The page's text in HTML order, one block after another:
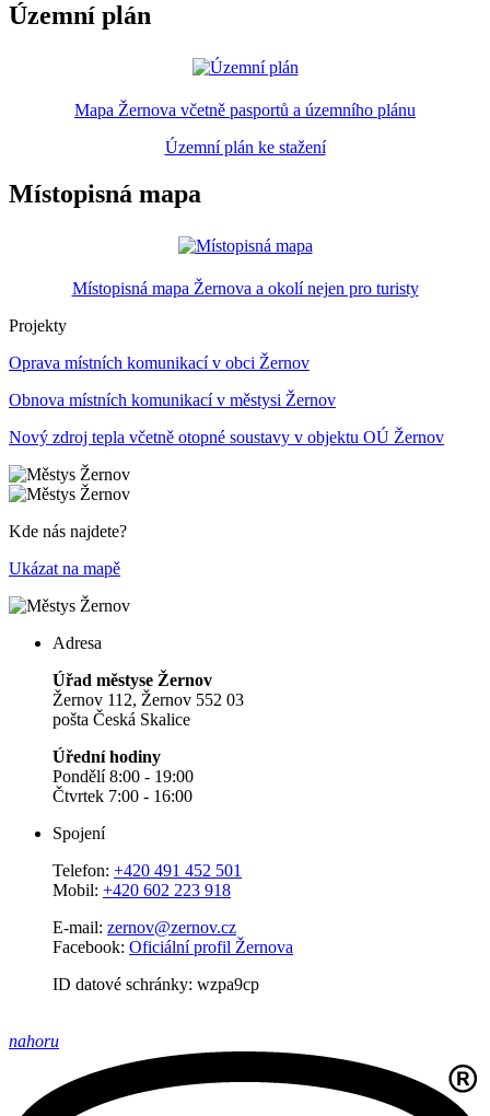
Územní plán
Mapa Žernova včetně pasportů a územního plánu
Územní plán ke stažení
Místopisná mapa
Místopisná mapa Žernova a okolí nejen pro turisty
Projekty
Oprava místních komunikací v obci Žernov
Obnova místních komunikací v městysi Žernov
Nový zdroj tepla včetně otopné soustavy v objektu OÚ Žernov
Kde nás najdete?
Ukázat na mapě
Adresa
Úřad městyse Žernov
Žernov 112, Žernov 552 03
pošta Česká Skalice
Úřední hodiny
Pondělí 8:00 - 19:00
Čtvrtek 7:00 - 16:00
Spojení
Telefon: +420 491 452 501
Mobil: +420 602 223 918
E-mail: zernov@zernov.cz
Facebook: Oficiální profil Žernova
ID datové schránky: wzpa9cp
nahoru